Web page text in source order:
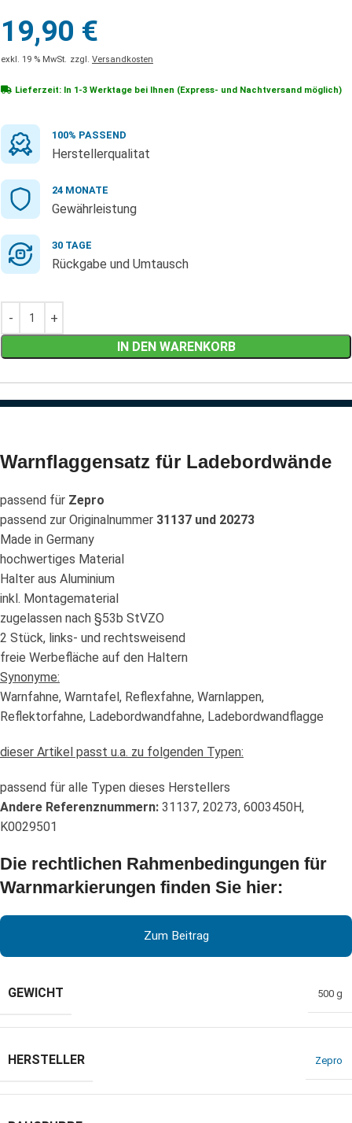
19,90 €
exkl. 19 % MwSt. zzgl. Versandkosten
Lieferzeit: In 1-3 Werktage bei Ihnen (Express- und Nachtversand möglich)
100% PASSEND
Herstellerqualitat
24 MONATE
Gewährleistung
30 TAGE
Rückgabe und Umtausch
IN DEN WARENKORB
Warnflaggensatz für Ladebordwände
passend für Zepro
passend zur Originalnummer 31137 und 20273
Made in Germany
hochwertiges Material
Halter aus Aluminium
inkl. Montagematerial
zugelassen nach §53b StVZO
2 Stück, links- und rechtsweisend
freie Werbefläche auf den Haltern
Synonyme:
Warnfahne, Warntafel, Reflexfahne, Warnlappen,
Reflektorfahne, Ladebordwandfahne, Ladebordwandflagge
dieser Artikel passt u.a. zu folgenden Typen:
passend für alle Typen dieses Herstellers
Andere Referenznummern: 31137, 20273, 6003450H,
K0029501
Die rechtlichen Rahmenbedingungen für
Warnmarkierungen finden Sie hier:
Zum Beitrag
GEWICHT 500 g
HERSTELLER Zepro